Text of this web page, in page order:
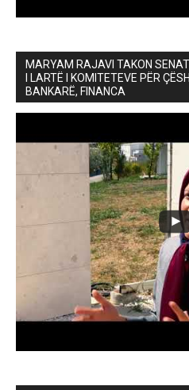
MARYAM RAJAVI TAKON
I LARTË I KOMITETEVE PËR
BANKARË, FINANCA